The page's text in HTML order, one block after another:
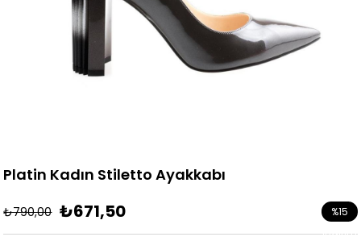
Platin Kadın Stiletto Ayakkabı
₺790,00 ₺671,50 %15
İndirim